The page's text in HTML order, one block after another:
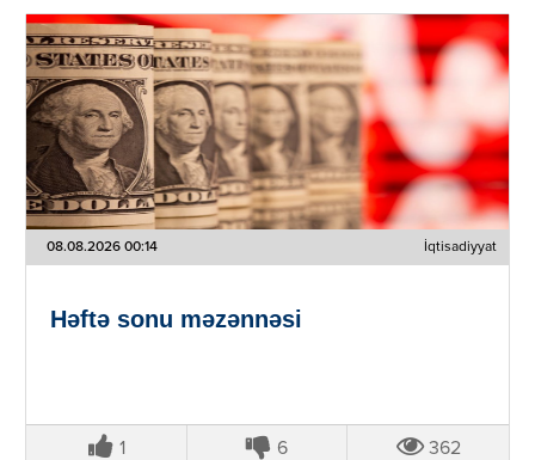
08.08.2026 00:14 İqtisadiyyat
Həftə sonu məzənnəsi
1 6 362